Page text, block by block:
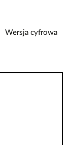
Wersja cyfrowa